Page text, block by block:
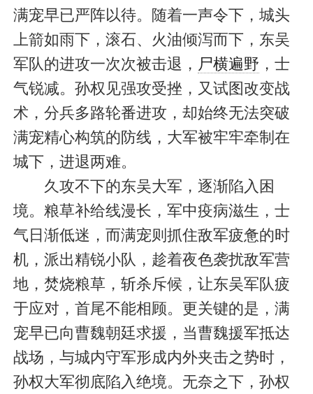
满宠早已严阵以待。随着一声令下，城头
上箭如雨下，滚石、火油倾泻而下，东吴
军队的进攻一次次被击退， 尸横遍野 ，士
气锐减。孙权见强攻受挫，又试图改变战
术，分兵多路轮番进攻，却始终无法突破
满宠精心构筑的防线，大军被牢牢牵制在
城下，进退两难。
久攻不下的东吴大军，逐渐陷入困
境。粮草补给线漫长，军中疫病滋生，士
气日渐低迷，而满宠则抓住敌军疲惫的时
机，派出精锐小队，趁着夜色袭扰敌军营
地，焚烧粮草，斩杀斥候，让东吴军队疲
于应对，首尾不能相顾。更关键的是，满
宠早已向曹魏朝廷求援，当曹魏援军抵达
战场，与城内守军形成内外夹击之势时，
孙权大军彻底陷入绝境。无奈之下，孙权